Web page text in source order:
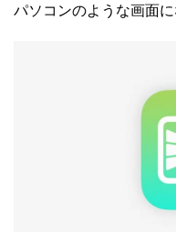
パソコンのような画面